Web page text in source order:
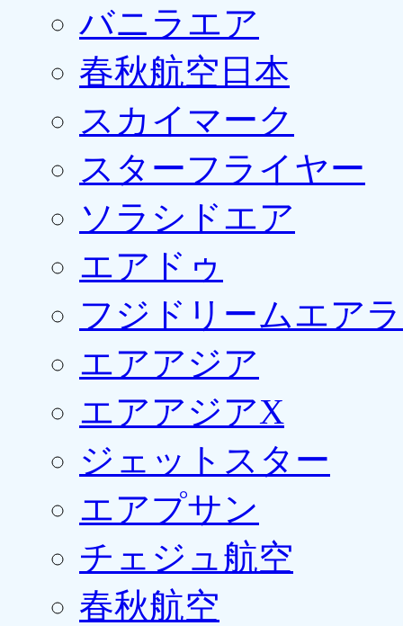
バニラエア
春秋航空日本
スカイマーク
スターフライヤー
ソラシドエア
エアドゥ
フジドリームエア
エアアジア
エアアジアX
ジェットスター
エアプサン
チェジュ航空
春秋航空